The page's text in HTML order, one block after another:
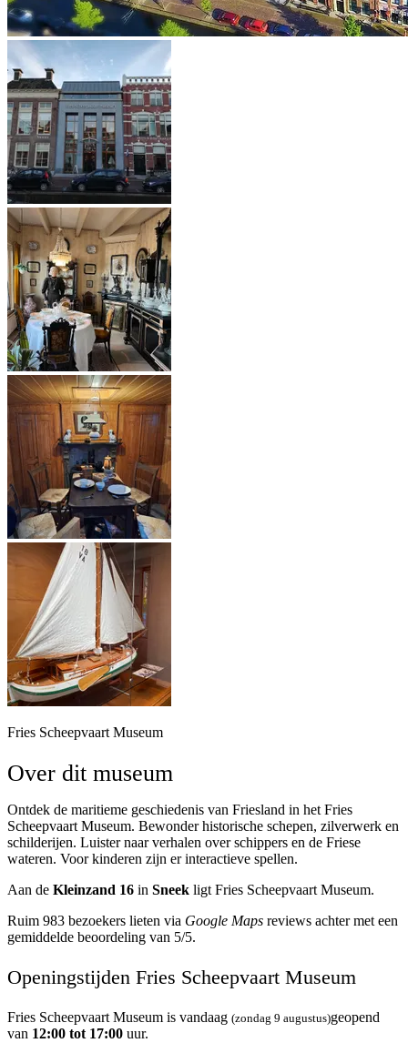
Fries Scheepvaart Museum
Over dit museum
Ontdek de maritieme geschiedenis van Friesland in het Fries
Scheepvaart Museum. Bewonder historische schepen, zilverwerk en
schilderijen. Luister naar verhalen over schippers en de Friese
wateren. Voor kinderen zijn er interactieve spellen.
Aan de Kleinzand 16 in Sneek ligt Fries Scheepvaart Museum.
Ruim 983 bezoekers lieten via Google Maps reviews achter met een
gemiddelde beoordeling van 5/5.
Openingstijden Fries Scheepvaart Museum
Fries Scheepvaart Museum is vandaag (zondag 9 augustus)geopend
van 12:00 tot 17:00 uur.